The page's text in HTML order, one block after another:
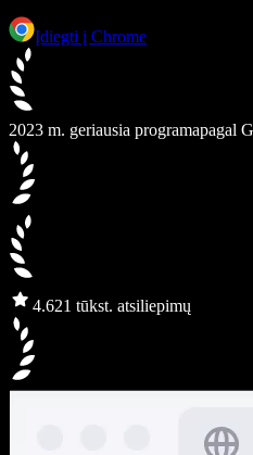
Įdiegti į Chrome
2023 m. geriausia programapagal
4.621 tūkst. atsiliepimų